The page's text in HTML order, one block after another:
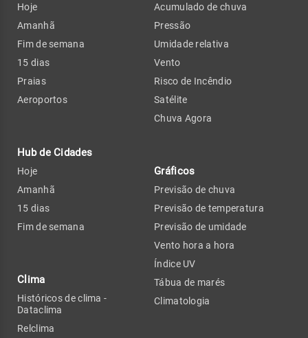
Hoje
Amanhã
Fim de semana
15 dias
Praias
Aeroportos
Hub de Cidades
Hoje
Amanhã
15 dias
Fim de semana
Clima
Históricos de clima -
Dataclima
Relclima
Acumulado de chuva
Pressão
Umidade relativa
Vento
Risco de Incêndio
Satélite
Chuva Agora
Gráficos
Previsão de chuva
Previsão de temperatura
Previsão de umidade
Vento hora a hora
Índice UV
Tábua de marés
Climatologia